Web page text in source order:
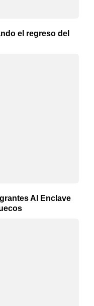
el regreso del
Al Enclave